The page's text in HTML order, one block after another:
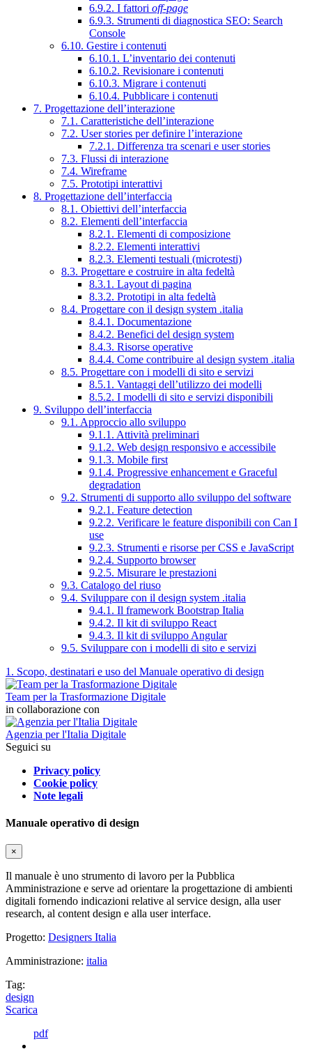
6.9.2. I fattori off-page
6.9.3. Strumenti di diagnostica SEO: Search
Console
6.10. Gestire i contenuti
6.10.1. L’inventario dei contenuti
6.10.2. Revisionare i contenuti
6.10.3. Migrare i contenuti
6.10.4. Pubblicare i contenuti
7. Progettazione dell’interazione
7.1. Caratteristiche dell’interazione
7.2. User stories per definire l’interazione
7.2.1. Differenza tra scenari e user stories
7.3. Flussi di interazione
7.4. Wireframe
7.5. Prototipi interattivi
8. Progettazione dell’interfaccia
8.1. Obiettivi dell’interfaccia
8.2. Elementi dell’interfaccia
8.2.1. Elementi di composizione
8.2.2. Elementi interattivi
8.2.3. Elementi testuali (microtesti)
8.3. Progettare e costruire in alta fedeltà
8.3.1. Layout di pagina
8.3.2. Prototipi in alta fedeltà
8.4. Progettare con il design system .italia
8.4.1. Documentazione
8.4.2. Benefici del design system
8.4.3. Risorse operative
8.4.4. Come contribuire al design system .italia
8.5. Progettare con i modelli di sito e servizi
8.5.1. Vantaggi dell’utilizzo dei modelli
8.5.2. I modelli di sito e servizi disponibili
9. Sviluppo dell’interfaccia
9.1. Approccio allo sviluppo
9.1.1. Attività preliminari
9.1.2. Web design responsivo e accessibile
9.1.3. Mobile first
9.1.4. Progressive enhancement e Graceful
degradation
9.2. Strumenti di supporto allo sviluppo del software
9.2.1. Feature detection
9.2.2. Verificare le feature disponibili con Can I
use
9.2.3. Strumenti e risorse per CSS e JavaScript
9.2.4. Supporto browser
9.2.5. Misurare le prestazioni
9.3. Catalogo del riuso
9.4. Sviluppare con il design system .italia
9.4.1. Il framework Bootstrap Italia
9.4.2. Il kit di sviluppo React
9.4.3. Il kit di sviluppo Angular
9.5. Sviluppare con i modelli di sito e servizi
1. Scopo, destinatari e uso del Manuale operativo di design
Team per la Trasformazione Digitale
in collaborazione con
Agenzia per l'Italia Digitale
Seguici su
Privacy policy
Cookie policy
Note legali
Manuale operativo di design
×
Il manuale è uno strumento di lavoro per la Pubblica
Amministrazione e serve ad orientare la progettazione di ambienti
digitali fornendo indicazioni relative al service design, alla user
research, al content design e alla user interface.
Progetto: Designers Italia
Amministrazione: italia
Tag:
design
Scarica
pdf